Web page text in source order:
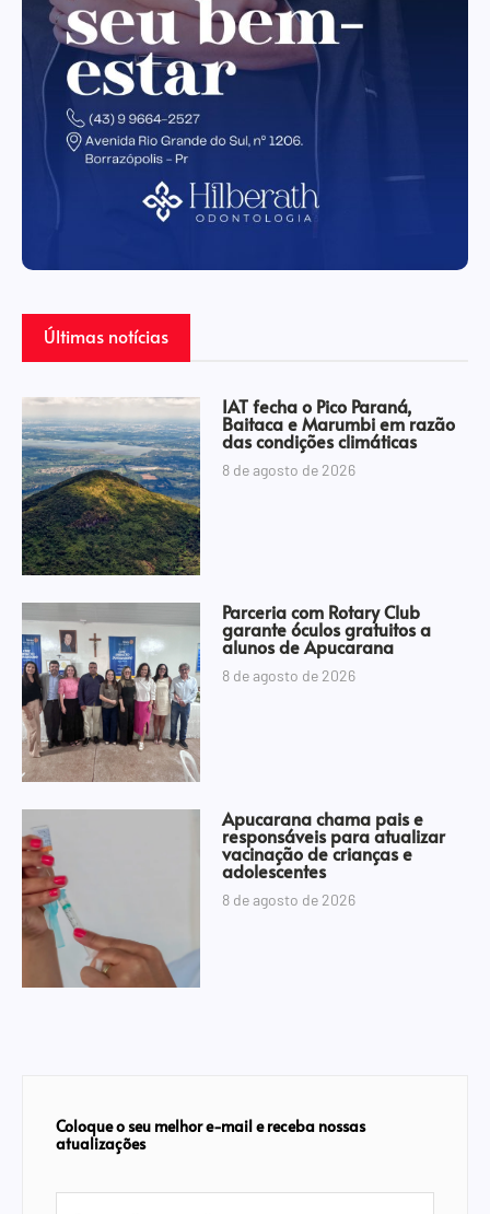
Últimas notícias
IAT fecha o Pico Paraná,
Baitaca e Marumbi em razão
das condições climáticas
8 de agosto de 2026
Parceria com Rotary Club
garante óculos gratuitos a
alunos de Apucarana
8 de agosto de 2026
Apucarana chama pais e
responsáveis para atualizar
vacinação de crianças e
adolescentes
8 de agosto de 2026
Coloque o seu melhor e-mail e receba nossas
atualizações